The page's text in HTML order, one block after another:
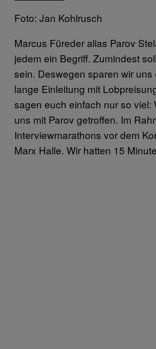
Foto: Jan Kohlrusch
Marcus Füreder alias Parov
jedem ein Begriff. Zumindest
sein. Deswegen sparen wir uns
lange Einleitung mit
sagen euch einfach nur so viel:
uns mit Parov getroffen. Im
Interviewmarathons vor dem
Marx Halle. Wir hatten 15